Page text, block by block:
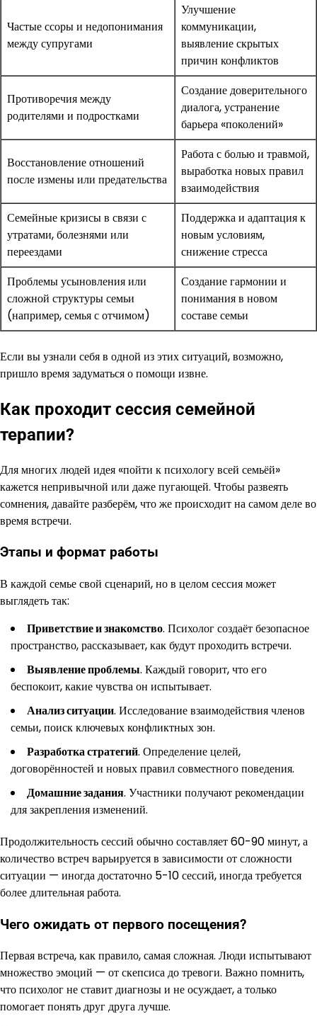
Частые ссоры и недопонимания
между супругами
Улучшение
коммуникации,
выявление скрытых
причин конфликтов
Противоречия между
родителями и подростками
Создание доверительного
диалога, устранение
барьера «поколений»
Восстановление отношений
после измены или предательства
Работа с болью и травмой,
выработка новых правил
взаимодействия
Семейные кризисы в связи с
утратами, болезнями или
переездами
Поддержка и адаптация к
новым условиям,
снижение стресса
Проблемы усыновления или
сложной структуры семьи
(например, семья с отчимом)
Создание гармонии и
понимания в новом
составе семьи
Если вы узнали себя в одной из этих ситуаций, возможно,
пришло время задуматься о помощи извне.
Как проходит сессия семейной
терапии?
Для многих людей идея «пойти к психологу всей семьёй»
кажется непривычной или даже пугающей. Чтобы развеять
сомнения, давайте разберём, что же происходит на самом деле во
время встречи.
Этапы и формат работы
В каждой семье свой сценарий, но в целом сессия может
выглядеть так:
Приветствие и знакомство. Психолог создаёт безопасное
пространство, рассказывает, как будут проходить встречи.
Выявление проблемы. Каждый говорит, что его
беспокоит, какие чувства он испытывает.
Анализ ситуации. Исследование взаимодействия членов
семьи, поиск ключевых конфликтных зон.
Разработка стратегий. Определение целей,
договорённостей и новых правил совместного поведения.
Домашние задания. Участники получают рекомендации
для закрепления изменений.
Продолжительность сессий обычно составляет 60-90 минут, а
количество встреч варьируется в зависимости от сложности
ситуации — иногда достаточно 5-10 сессий, иногда требуется
более длительная работа.
Чего ожидать от первого посещения?
Первая встреча, как правило, самая сложная. Люди испытывают
множество эмоций — от скепсиса до тревоги. Важно помнить,
что психолог не ставит диагнозы и не осуждает, а только
помогает понять друг друга лучше.